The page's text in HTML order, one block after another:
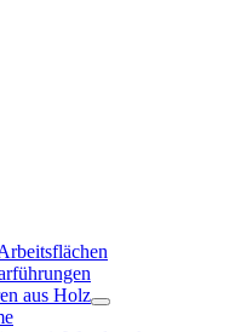
aus Holz